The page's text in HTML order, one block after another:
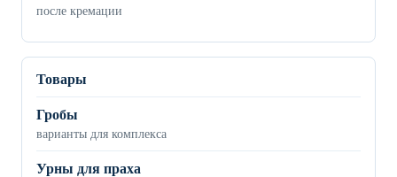
после кремации
Товары
Гробы
варианты для комплекса
Урны для праха